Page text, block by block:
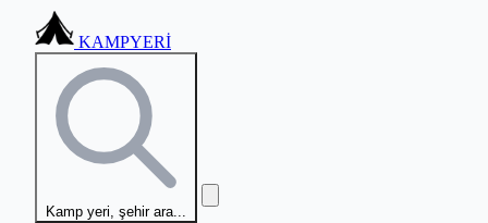
KAMPYERİ
Kamp yeri, şehir ara...